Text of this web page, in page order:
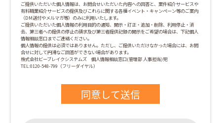
ご提供いただいた個人情報は、お問合せいただいた内容への回答と、案件紹介サービスや
有料職業紹介サービスの提供及びこれらに関する各種イベント・キャンペーン等のご案内
（DM送付やメルマガ等）のみに利用いたします。
ご提供いただいた個人情報の利用目的の通知、開示・訂正・追加・削除、利用停止・消
去、第三者への提供の停止の請求及び第三者提供記録の開示をご希望の場合は、下記個人
情報相談窓口までご連絡ください。
個人情報の提供は必須ではありません。ただし、ご提供いただけなかった場合には、お問
合せに対して円滑なご回答ができない場合があります。
株式会社ビーブレイクシステムズ 個人情報相談窓口(管理部 人事担当)宛
TEL:0120-548-799（フリーダイヤル）